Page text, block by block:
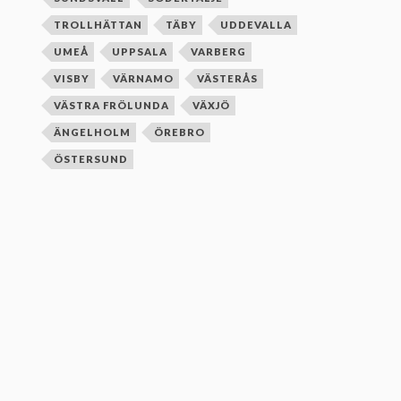
TROLLHÄTTAN TÄBY UDDEVALLA
UMEÅ UPPSALA VARBERG
VISBY VÄRNAMO VÄSTERÅS
VÄSTRA FRÖLUNDA VÄXJÖ
ÄNGELHOLM ÖREBRO
ÖSTERSUND